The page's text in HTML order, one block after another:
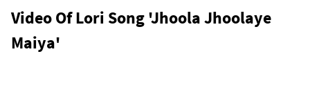
Video Of Lori Song 'Jhoola Jhoolaye
Maiya'